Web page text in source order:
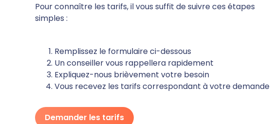
Pour connaître les tarifs, il vous suffit de suivre ces étapes
simples :
Remplissez le formulaire ci-dessous
Un conseiller vous rappellera rapidement
Expliquez-nous brièvement votre besoin
Vous recevez les tarifs correspondant à votre demande
Demander les tarifs